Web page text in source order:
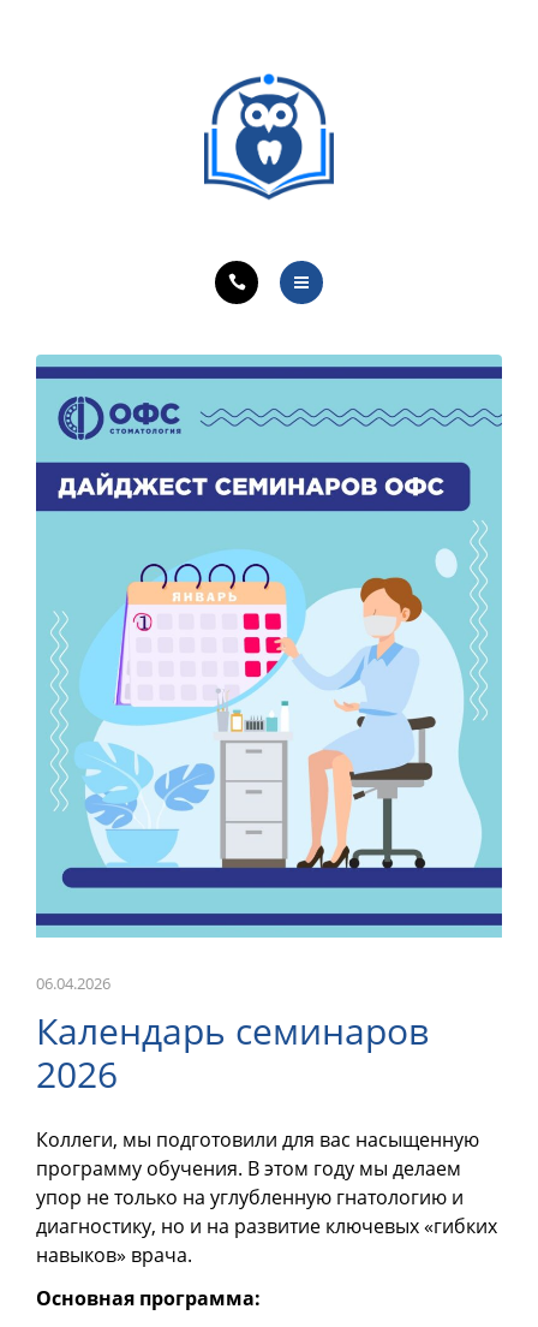
ЛЕЧЕБНАЯ ДЕЯТЕЛЬНОСТЬ
НОВОСТИ
ОБУЧЕНИЕ ВРАЧЕЙ
ЛЕЧЕБНАЯ ДЕЯТЕЛЬНОСТЬ
06.04.2026
Календарь семинаров
2026
Коллеги, мы подготовили для вас насыщенную
программу обучения. В этом году мы делаем
упор не только на углубленную гнатологию и
диагностику, но и на развитие ключевых «гибких
навыков» врача.
Основная программа: